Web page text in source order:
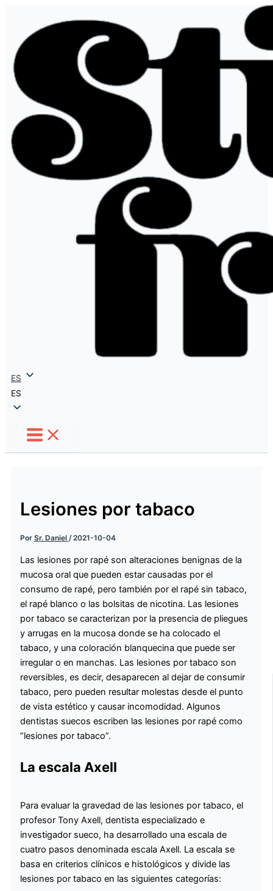
contenido
ES
ES
Lesiones por tabaco
Por Sr. Daniel /2021-10-04
Las lesiones por rapé son alteraciones benignas de la
mucosa oral que pueden estar causadas por el
consumo de rapé, pero también por el rapé sin tabaco,
el rapé blanco o las bolsitas de nicotina. Las lesiones
por tabaco se caracterizan por la presencia de pliegues
y arrugas en la mucosa donde se ha colocado el
tabaco, y una coloración blanquecina que puede ser
irregular o en manchas. Las lesiones por tabaco son
reversibles, es decir, desaparecen al dejar de consumir
tabaco, pero pueden resultar molestas desde el punto
de vista estético y causar incomodidad. Algunos
dentistas suecos escriben las lesiones por rapé como
“lesiones por tabaco”.
La escala Axell
Para evaluar la gravedad de las lesiones por tabaco, el
profesor Tony Axell, dentista especializado e
investigador sueco, ha desarrollado una escala de
cuatro pasos denominada escala Axell. La escala se
basa en criterios clínicos e histológicos y divide las
lesiones por tabaco en las siguientes categorías: